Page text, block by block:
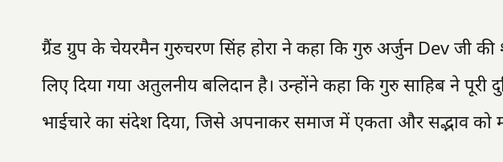
ग्रैंड ग्रुप के चेयरमैन गुरुचरण सिंह होरा ने कहा कि गुरु अर्जुन Dev जी
लिए दिया गया अतुलनीय बलिदान है। उन्होंने कहा कि गुरु साहिब ने पूरी
भाईचारे का संदेश दिया, जिसे अपनाकर समाज में एकता और सद्भाव को